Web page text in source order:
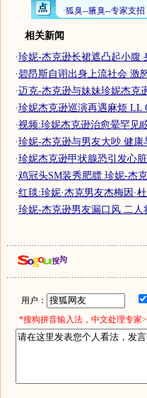
相关新闻
·珍妮-杰克逊长裙遮凸起小腹
·碧昂斯自诩出身上流社会 激
·迈克-杰克逊与妹妹珍妮杰克
·珍妮杰克逊巡演再遇麻烦 LL
·视频:珍妮杰克逊治愈晕罕见
·珍妮-杰克逊与男友大吵 健康
·珍妮杰克逊甲状腺恐引发心
·鸡冠头SM装秀肥膘 珍妮-杰
·红毯:珍妮·杰克男友杰梅因·
·珍妮-杰克逊男友漏口风 二人
用户：
*搜狗拼音输入法，中文处理专家